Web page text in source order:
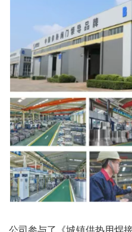
公司参与了《城镇供热用焊